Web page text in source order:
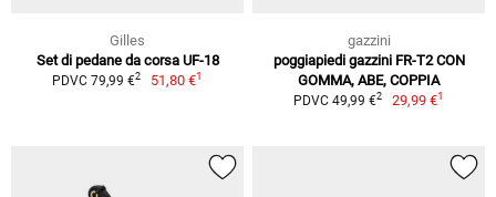
Gilles
Set di pedane da corsa UF-18
PDVC 79,99 €2 51,80 €1
gazzini
poggiapiedi gazzini FR-T2 CON
GOMMA, ABE, COPPIA
PDVC 49,99 €2 29,99 €1